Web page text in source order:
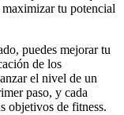
maximizar tu potencial
puedes mejorar tu
de los
el nivel de un
paso, y cada
objetivos de fitness.